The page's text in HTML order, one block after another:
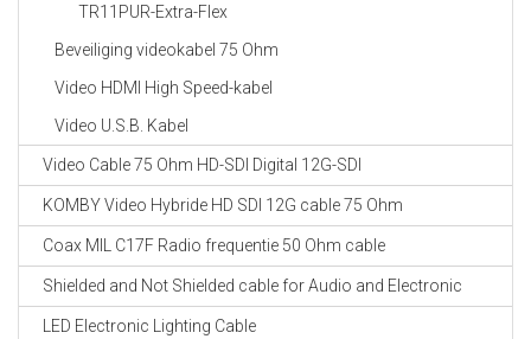
TR11PUR-Extra-Flex
Beveiliging videokabel 75 Ohm
Video HDMI High Speed-kabel
Video U.S.B. Kabel
Video Cable 75 Ohm HD-SDI Digital 12G-SDI
KOMBY Video Hybride HD SDI 12G cable 75 Ohm
Coax MIL C17F Radio frequentie 50 Ohm cable
Shielded and Not Shielded cable for Audio and Electronic
LED Electronic Lighting Cable